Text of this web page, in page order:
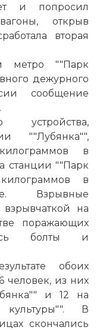
и попросил
открыв
вторая
метро ""Парк
дежурного
сообщение
устройства,
""Лубянка"",
в
станции ""Парк
в
Взрывные
на
поражающих
болты и
обоих
человек, из них
и 12 на
В
скончались